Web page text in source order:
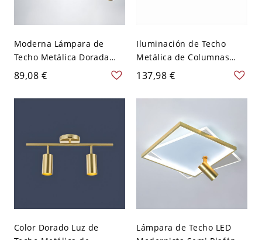
Moderna Lámpara de
Techo Metálica Dorada
Iluminación de Riel de
Columnas para Salón -
Dorado 110 A 120 V 2
89,08 €
Iluminación de Techo
Metálica de Columnas
Semi Plafón Simple en
Dorado para Salón -
Dorado 110 A 120 V 2
137,98 €
Color Dorado Luz de
Lámpara de Techo LED